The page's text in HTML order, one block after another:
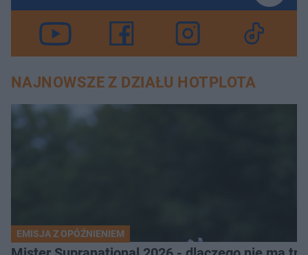
NAJNOWSZE Z DZIAŁU HOTPLOTA
EMISJA Z OPÓŹNIENIEM